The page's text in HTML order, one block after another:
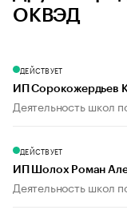
ОКВЭД
ДЕЙСТВУЕТ
ИП Сорокожердьев
Деятельность школ
ДЕЙСТВУЕТ
ИП Шолох Роман
Деятельность школ